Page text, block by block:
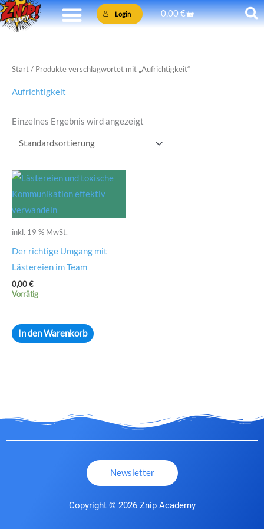
Zum
Inhalt
Login 0,00€Warenkorb
Start/ Produkte verschlagwortet mit „Aufrichtigkeit“
Aufrichtigkeit
Einzelnes Ergebnis wird angezeigt
inkl. 19 % MwSt.
Der richtige Umgang mit
Lästereien im Team
0,00€
Vorrätig
In den Warenkorb
Newsletter
Copyright © 2026 Znip Academy